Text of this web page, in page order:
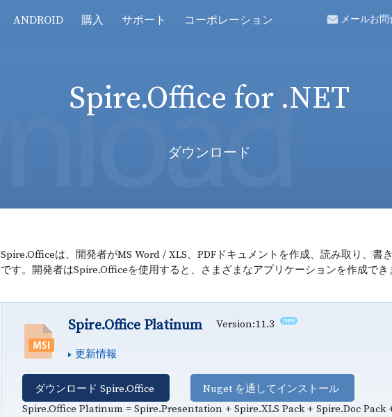
ANDROID 購入 サポート コーポレーション メールお
Spire.Office for .NET
ダウンロード
Spire.Officeは、開発者がMS Word / XLS、PDFドキュメントを作成、読み取り、
です。開発者はSpire.Officeを使用すると、さまざまなアプリケーションを作成でき
Spire.Office Platinum Version:11.3
更新情報
ダウンロード Spire.Office
Nuget を通してインストール
Spire.Office Platinum = Spire.Presentation + Spire.XLS Pack + Spire.Doc